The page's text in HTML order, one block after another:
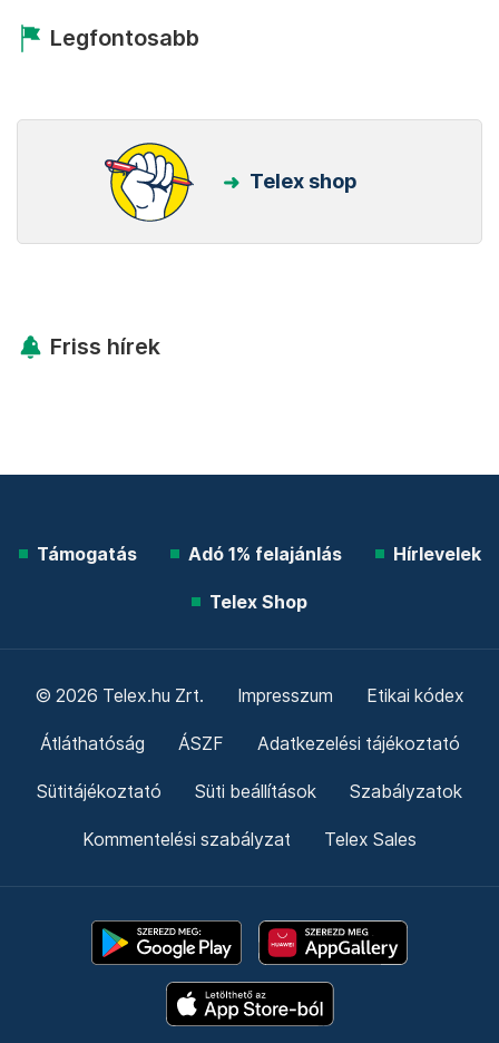
Legfontosabb
Telex shop
Friss hírek
Támogatás Adó 1% felajánlás Hírlevelek
Telex Shop
© 2026 Telex.hu Zrt. Impresszum Etikai kódex
Átláthatóság ÁSZF Adatkezelési tájékoztató
Sütitájékoztató Süti beállítások Szabályzatok
Kommentelési szabályzat Telex Sales